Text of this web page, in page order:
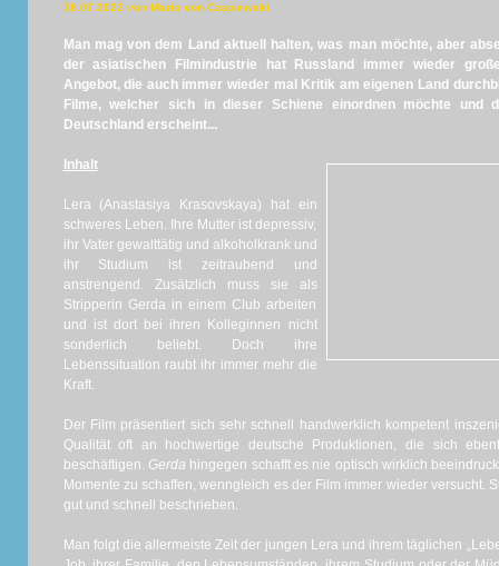
18.07.2022 von Mario von Czapiewski
Man mag von dem Land aktuell halten, was man möchte, aber
der asiatischen Filmindustrie hat Russland immer wieder
Angebot, die auch immer wieder mal Kritik am eigenen Land
Filme, welcher sich in dieser Schiene einordnen möchte
Deutschland erscheint...
Inhalt
Lera (Anastasiya Krasovskaya) hat ein
schweres Leben. Ihre Mutter ist depressiv,
ihr Vater gewalttätig und alkoholkrank und
ihr Studium ist zeitraubend und
anstrengend. Zusätzlich muss sie als
Stripperin Gerda in einem Club arbeiten
und ist dort bei ihren Kolleginnen nicht
sonderlich beliebt. Doch ihre
Lebenssituation raubt ihr immer mehr die
Kraft.
Der Film präsentiert sich sehr schnell handwerklich kompetent
Qualität oft an hochwertige deutsche Produktionen, die sich
beschäftigen. Gerda hingegen schafft es nie optisch wirklich
Momente zu schaffen, wenngleich es der Film immer wieder versucht.
gut und schnell beschrieben.
Man folgt die allermeiste Zeit der jungen Lera und ihrem täglichen